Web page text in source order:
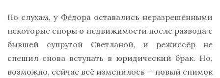
По слухам, у Фёдора оставались неразрешёнными
некоторые споры о недвижимости после развода с
бывшей супругой Светланой, и режиссёр не
спешил снова вступать в юридический брак. Но,
возможно, сейчас всё изменилось — новый снимок